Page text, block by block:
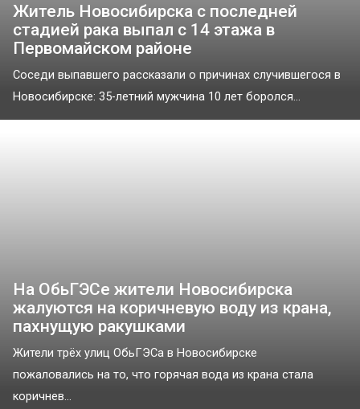
Житель Новосибирска с последней
стадией рака выпал с 14 этажа в
Первомайском районе
Соседи выпавшего рассказали о причинах случившегося в
Новосибирске: 35-летний мужчина 10 лет боролся...
На ОбьГЭСе жители Новосибирска
жалуются на коричневую воду из крана,
пахнущую ракушками
Жители трёх улиц ОбьГЭСа в Новосибирске
пожаловались на то, что горячая вода из крана стала
коричнев...